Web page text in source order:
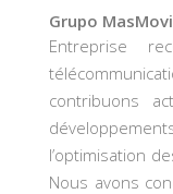
Grupo
Entreprise
contribuons
l’optimisation
Nous avons